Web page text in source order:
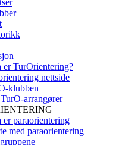
er TurOrientering?
nettside
klubben
arrangører
er paraorientering
med paraorientering